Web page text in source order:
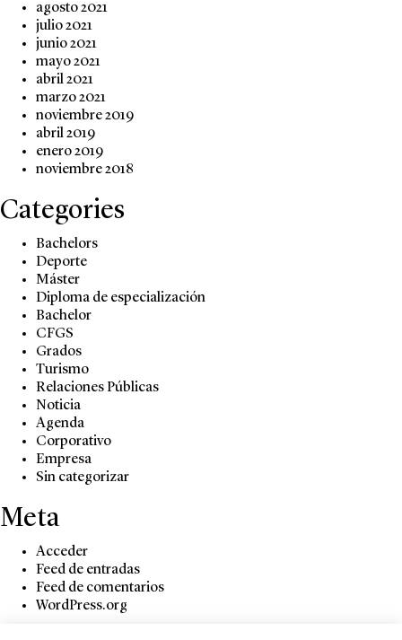
agosto 2021
julio 2021
junio 2021
mayo 2021
abril 2021
marzo 2021
noviembre 2019
abril 2019
enero 2019
noviembre 2018
Categories
Bachelors
Deporte
Máster
Diploma de especialización
Bachelor
CFGS
Grados
Turismo
Relaciones Públicas
Noticia
Agenda
Corporativo
Empresa
Sin categorizar
Meta
Acceder
Feed de entradas
Feed de comentarios
WordPress.org